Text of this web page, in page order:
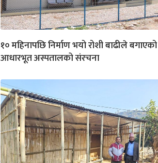
१० महिनापछि निर्माण भयो रोशी बाढीले बगाएको
आधारभूत अस्पतालको संरचना